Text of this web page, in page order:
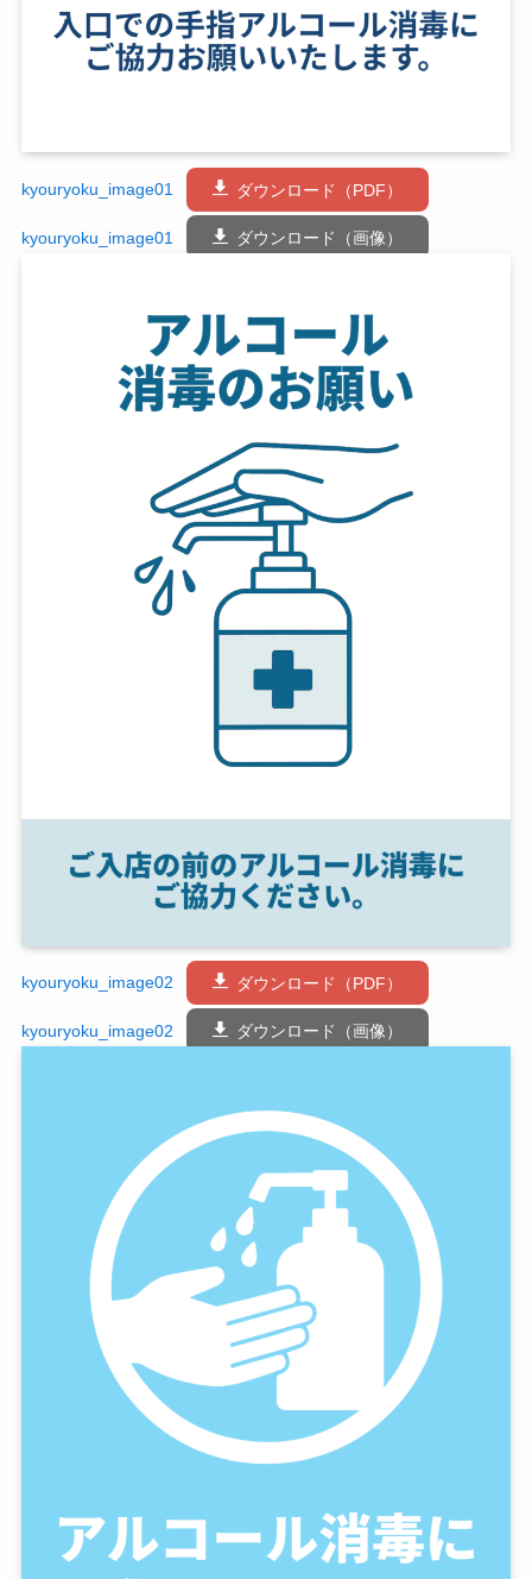
kyouryoku_image01 ダウンロード（PDF）
kyouryoku_image01 ダウンロード（画像）
kyouryoku_image02 ダウンロード（PDF）
kyouryoku_image02 ダウンロード（画像）